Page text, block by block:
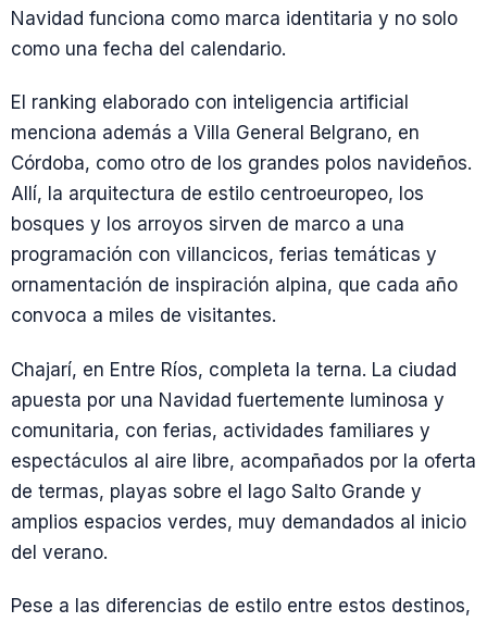
Navidad funciona como marca identitaria y no solo
como una fecha del calendario.
El ranking elaborado con inteligencia artificial
menciona además a Villa General Belgrano, en
Córdoba, como otro de los grandes polos navideños.
Allí, la arquitectura de estilo centroeuropeo, los
bosques y los arroyos sirven de marco a una
programación con villancicos, ferias temáticas y
ornamentación de inspiración alpina, que cada año
convoca a miles de visitantes.
Chajarí, en Entre Ríos, completa la terna. La ciudad
apuesta por una Navidad fuertemente luminosa y
comunitaria, con ferias, actividades familiares y
espectáculos al aire libre, acompañados por la oferta
de termas, playas sobre el lago Salto Grande y
amplios espacios verdes, muy demandados al inicio
del verano.
Pese a las diferencias de estilo entre estos destinos,